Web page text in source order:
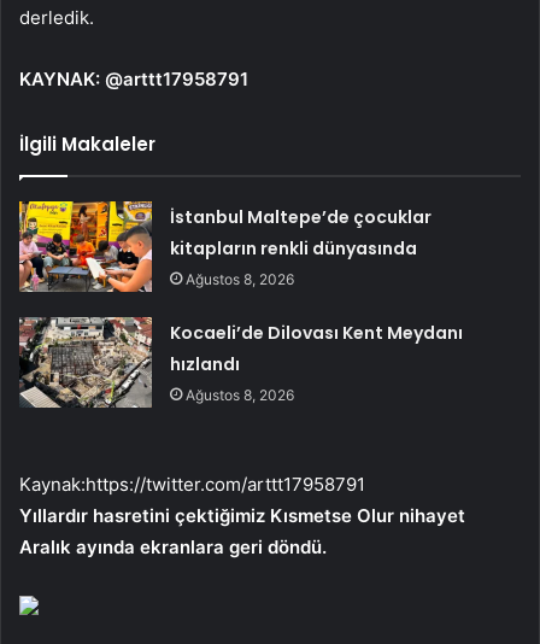
derledik.
KAYNAK: @arttt17958791
İlgili Makaleler
İstanbul Maltepe’de çocuklar
kitapların renkli dünyasında
Ağustos 8, 2026
Kocaeli’de Dilovası Kent Meydanı
hızlandı
Ağustos 8, 2026
Kaynak:https://twitter.com/arttt17958791
Yıllardır hasretini çektiğimiz Kısmetse Olur nihayet
Aralık ayında ekranlara geri döndü.